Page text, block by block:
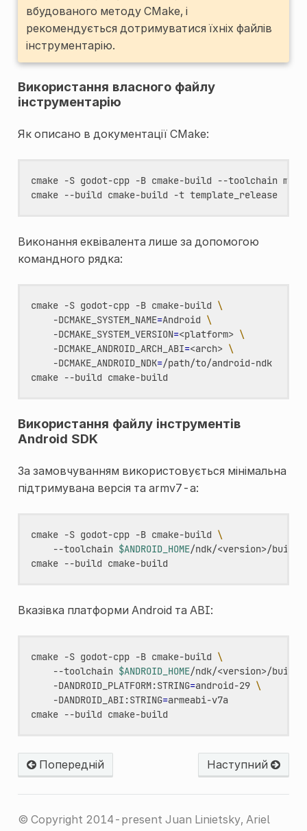
вбудованого методу CMake, і
рекомендується дотримуватися їхніх файлів
інструментарію.
Використання власного файлу
інструментарію
Як описано в документації CMake:
cmake -S godot-cpp -B cmake-build --toolchain
cmake --build cmake-build -t template_release
Виконання еквівалента лише за допомогою
командного рядка:
cmake -S godot-cpp -B cmake-build \
-DCMAKE_SYSTEM_NAME=Android \
-DCMAKE_SYSTEM_VERSION=<platform> \
-DCMAKE_ANDROID_ARCH_ABI=<arch> \
-DCMAKE_ANDROID_NDK=/path/to/android-ndk
cmake --build
Використання файлу інструментів
Android SDK
За замовчуванням використовується мінімальна
підтримувана версія та armv7-a:
cmake -S godot-cpp -B cmake-build \
--toolchain $ANDROID_HOME/ndk/<version>/build/
cmake --build
Вказівка платформи Android та ABI:
cmake -S godot-cpp -B cmake-build \
--toolchain $ANDROID_HOME/ndk/<version>/build/
-DANDROID_PLATFORM:STRING=android-29 \
-DANDROID_ABI:STRING=armeabi-v7a
cmake --build
Попередній Наступний
© Copyright 2014-present Juan Linietsky, Ariel